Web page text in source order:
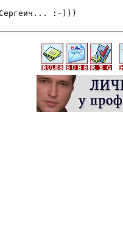
Сергеич... :-)))